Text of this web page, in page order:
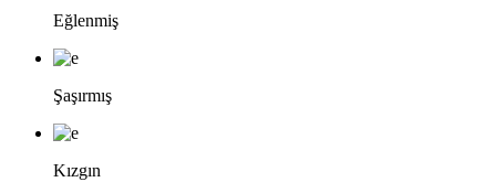
Eğlenmiş
Şaşırmış
Kızgın